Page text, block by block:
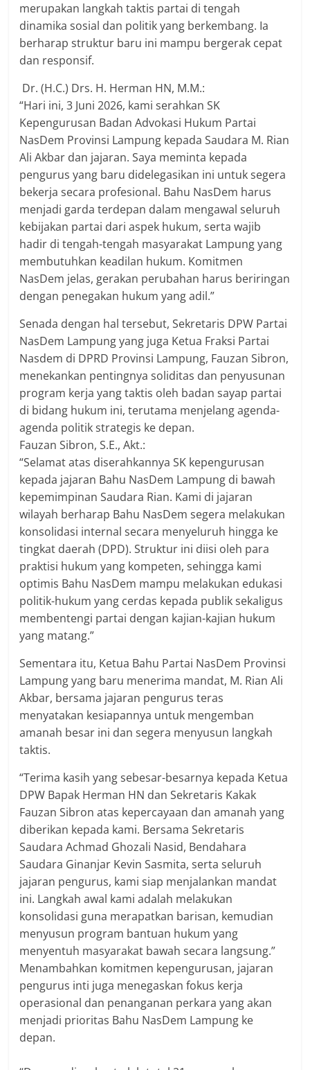
merupakan langkah taktis partai di tengah
dinamika sosial dan politik yang berkembang. Ia
berharap struktur baru ini mampu bergerak cepat
dan responsif.
​ Dr. (H.C.) Drs. H. Herman HN, M.M.:
“Hari ini, 3 Juni 2026, kami serahkan SK
Kepengurusan Badan Advokasi Hukum Partai
NasDem Provinsi Lampung kepada Saudara M. Rian
Ali Akbar dan jajaran. Saya meminta kepada
pengurus yang baru didelegasikan ini untuk segera
bekerja secara profesional. Bahu NasDem harus
menjadi garda terdepan dalam mengawal seluruh
kebijakan partai dari aspek hukum, serta wajib
hadir di tengah-tengah masyarakat Lampung yang
membutuhkan keadilan hukum. Komitmen
NasDem jelas, gerakan perubahan harus beriringan
dengan penegakan hukum yang adil.”
​Senada dengan hal tersebut, Sekretaris DPW Partai
NasDem Lampung yang juga Ketua Fraksi Partai
Nasdem di DPRD Provinsi Lampung, Fauzan Sibron,
menekankan pentingnya soliditas dan penyusunan
program kerja yang taktis oleh badan sayap partai
di bidang hukum ini, terutama menjelang agenda-
agenda politik strategis ke depan.
​Fauzan Sibron, S.E., Akt.:
“Selamat atas diserahkannya SK kepengurusan
kepada jajaran Bahu NasDem Lampung di bawah
kepemimpinan Saudara Rian. Kami di jajaran
wilayah berharap Bahu NasDem segera melakukan
konsolidasi internal secara menyeluruh hingga ke
tingkat daerah (DPD). Struktur ini diisi oleh para
praktisi hukum yang kompeten, sehingga kami
optimis Bahu NasDem mampu melakukan edukasi
politik-hukum yang cerdas kepada publik sekaligus
membentengi partai dengan kajian-kajian hukum
yang matang.”
​Sementara itu, Ketua Bahu Partai NasDem Provinsi
Lampung yang baru menerima mandat, M. Rian Ali
Akbar, bersama jajaran pengurus teras
menyatakan kesiapannya untuk mengemban
amanah besar ini dan segera menyusun langkah
taktis.
“Terima kasih yang sebesar-besarnya kepada Ketua
DPW Bapak Herman HN dan Sekretaris Kakak
Fauzan Sibron atas kepercayaan dan amanah yang
diberikan kepada kami. Bersama Sekretaris
Saudara Achmad Ghozali Nasid, Bendahara
Saudara Ginanjar Kevin Sasmita, serta seluruh
jajaran pengurus, kami siap menjalankan mandat
ini. Langkah awal kami adalah melakukan
konsolidasi guna merapatkan barisan, kemudian
menyusun program bantuan hukum yang
menyentuh masyarakat bawah secara langsung.”
​Menambahkan komitmen kepengurusan, jajaran
pengurus inti juga menegaskan fokus kerja
operasional dan penanganan perkara yang akan
menjadi prioritas Bahu NasDem Lampung ke
depan.